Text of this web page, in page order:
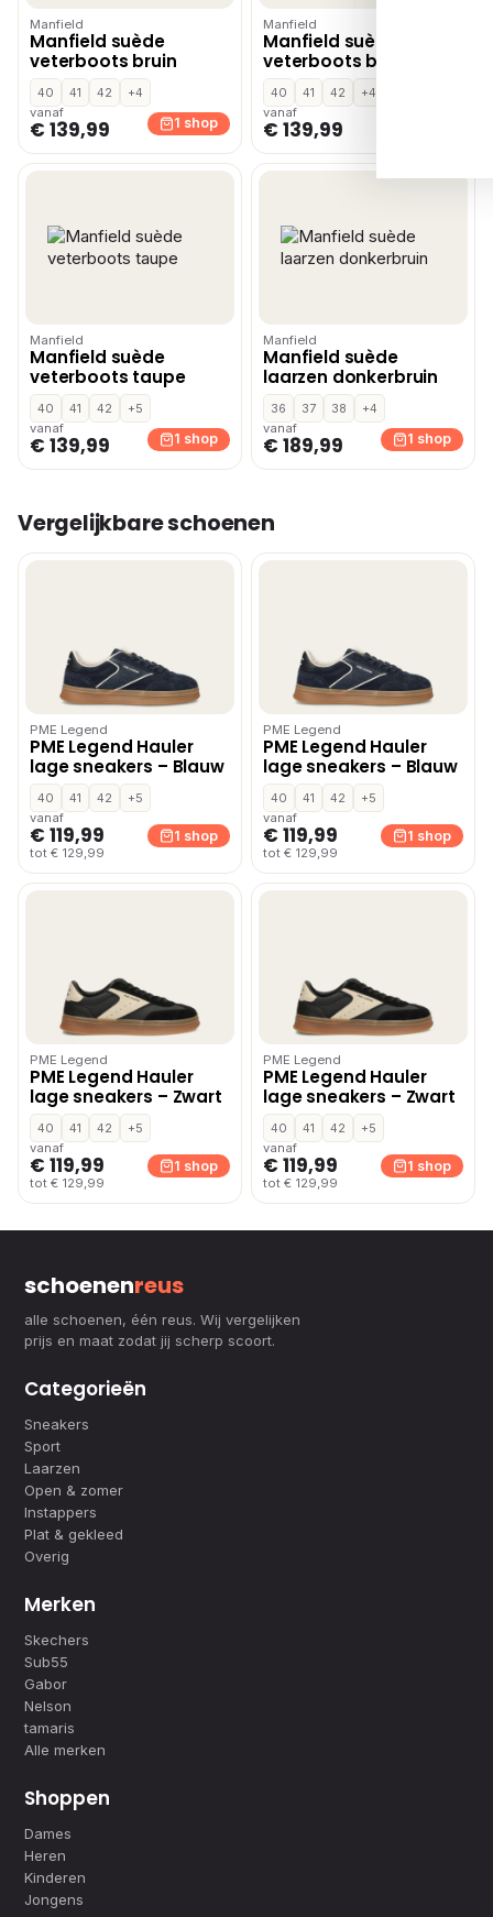
Manfield
Manfield suède
veterboots bruin
40 41 42
+4
vanaf
€ 139,99 1 shop
Manfield
Manfield suède
veterboots bruin
40 41 42
+4
vanaf
€ 139,99
Manfield
Manfield suède
veterboots taupe
40 41 42
+5
vanaf
€ 139,99 1 shop
Manfield
Manfield suède
laarzen donkerbruin
36 37 38
+4
vanaf
€ 189,99 1 shop
Vergelijkbare schoenen
PME Legend
PME Legend Hauler
lage sneakers – Blauw
40 41 42
+5
vanaf
€ 119,99
tot € 129,99
1 shop
PME Legend
PME Legend Hauler
lage sneakers – Blauw
40 41 42
+5
vanaf
€ 119,99
tot € 129,99
1 shop
PME Legend
PME Legend Hauler
lage sneakers – Zwart
40 41 42
+5
vanaf
€ 119,99
tot € 129,99
1 shop
PME Legend
PME Legend Hauler
lage sneakers – Zwart
40 41 42
+5
vanaf
€ 119,99
tot € 129,99
1 shop
schoenenreus
alle schoenen, één reus. Wij vergelijken
prijs en maat zodat jij scherp scoort.
Categorieën
Sneakers
Sport
Laarzen
Open & zomer
Instappers
Plat & gekleed
Overig
Merken
Skechers
Sub55
Gabor
Nelson
tamaris
Alle merken
Shoppen
Dames
Heren
Kinderen
Jongens